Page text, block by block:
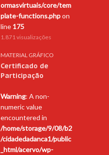
ormasvirtuais/core/tem
plate-functions.phpon
line 175
1.871 visualizações
MATERIAL GRÁFICO
Certificado de
Participação
Warning: A non-
numeric value
encountered in
/home/storage/9/08/b2
/cidadedadanca1/public
_html/acervo/wp-